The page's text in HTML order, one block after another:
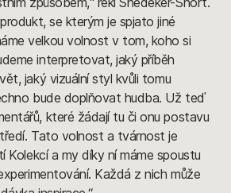
produkt, se kterým je spjato jiné
velkou volnost v tom, koho si
interpretovat, jaký příběh
jaký vizuální styl kvůli tomu
bude doplňovat hudba. Už teď
které žádají tu či onu postavu
Tato volnost a tvárnost je
Kolekcí a my díky ní máme spoustu
Každá z nich může